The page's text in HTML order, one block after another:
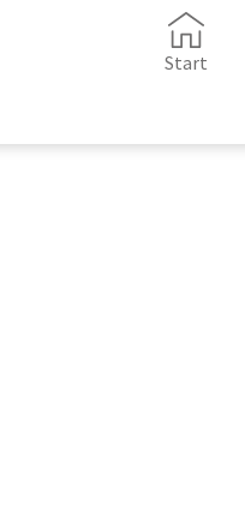
Start